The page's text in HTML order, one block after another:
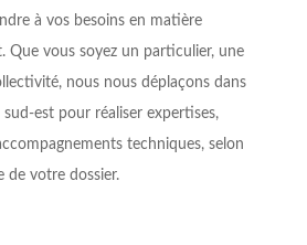
à vos besoins en matière
Que vous soyez un particulier, une
nous nous déplaçons dans
est pour réaliser expertises,
techniques, selon
de votre dossier.